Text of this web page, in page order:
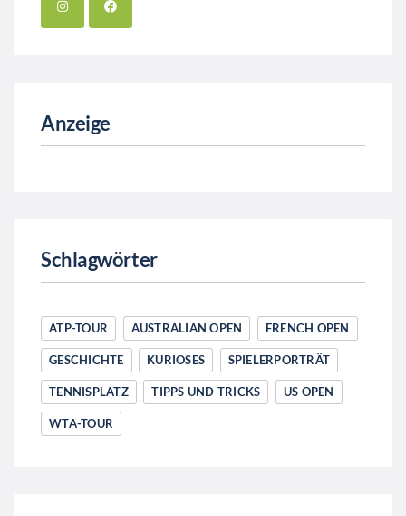
Anzeige
Schlagwörter
ATP-TOUR AUSTRALIAN OPEN FRENCH OPEN
GESCHICHTE KURIOSES SPIELERPORTRÄT
TENNISPLATZ TIPPS UND TRICKS US OPEN
WTA-TOUR